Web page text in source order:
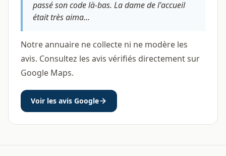
passé son code là-bas. La dame de l'accueil
était très aima...
Notre annuaire ne collecte ni ne modère les
avis. Consultez les avis vérifiés directement sur
Google Maps.
Voir les avis Google